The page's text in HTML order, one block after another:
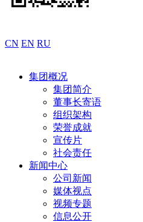
CN EN RU
集团概况
集团简介
董事长寄语
组织架构
荣誉成就
宣传片
社会责任
新闻中心
公司新闻
媒体视点
视频专题
信息公开